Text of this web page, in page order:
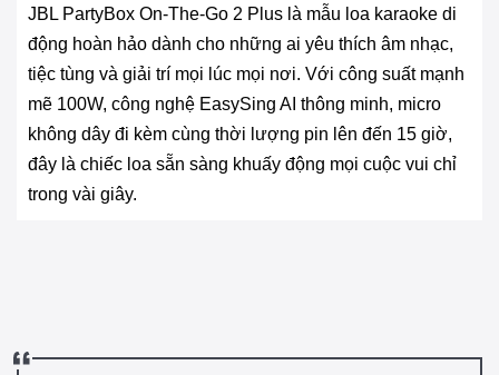
JBL PartyBox On-The-Go 2 Plus là mẫu loa karaoke di
động hoàn hảo dành cho những ai yêu thích âm nhạc,
tiệc tùng và giải trí mọi lúc mọi nơi. Với công suất mạnh
mẽ 100W, công nghệ EasySing AI thông minh, micro
không dây đi kèm cùng thời lượng pin lên đến 15 giờ,
đây là chiếc loa sẵn sàng khuấy động mọi cuộc vui chỉ
trong vài giây.